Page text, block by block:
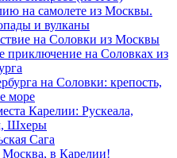
на самолете из Москвы.
и вулканы
на Соловки из Москвы
приключение на Соловках из
на Соловки: крепость,
море
Карелии: Рускеала,
Шхеры
Сага
Москва, в Карелии!